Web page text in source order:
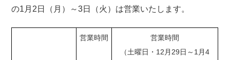
の1月2日（月）～3日（火）は営業いたします。
営業時間
営業時間
（土曜日・12月29日～1月4